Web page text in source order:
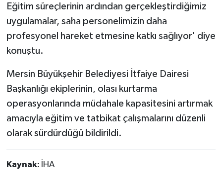
Eğitim süreçlerinin ardından gerçekleştirdiğimiz
uygulamalar, saha personelimizin daha
profesyonel hareket etmesine katkı sağlıyor' diye
konuştu.
Mersin Büyükşehir Belediyesi İtfaiye Dairesi
Başkanlığı ekiplerinin, olası kurtarma
operasyonlarında müdahale kapasitesini artırmak
amacıyla eğitim ve tatbikat çalışmalarını düzenli
olarak sürdürdüğü bildirildi.
Kaynak: İHA